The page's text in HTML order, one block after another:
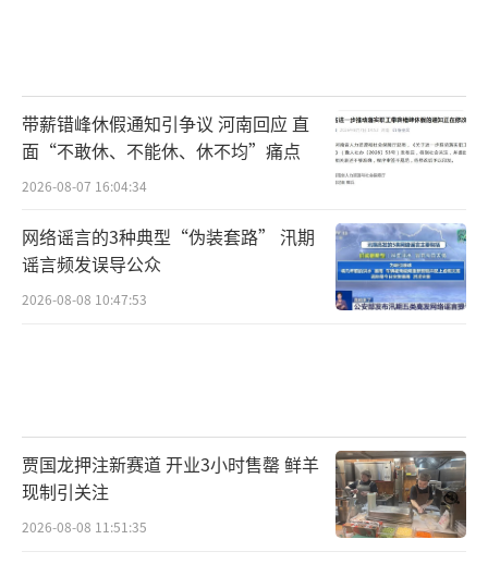
带薪错峰休假通知引争议 河南回应 直
面“不敢休、不能休、休不均”痛点
2026-08-07 16:04:34
网络谣言的3种典型“伪装套路” 汛期
谣言频发误导公众
2026-08-08 10:47:53
贾国龙押注新赛道 开业3小时售罄 鲜羊
现制引关注
2026-08-08 11:51:35